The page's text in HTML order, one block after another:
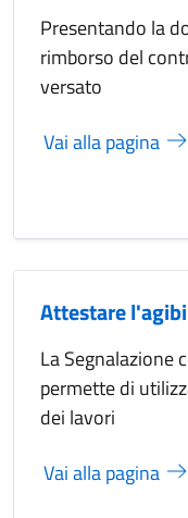
Presentando la
rimborso del
versato
Vai alla pagina
Attestare
La Segnalazione
permette di
dei lavori
Vai alla pagina